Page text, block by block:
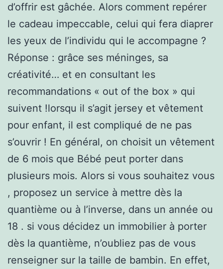
d’offrir est gâchée. Alors comment repérer
le cadeau impeccable, celui qui fera diaprer
les yeux de l’individu qui le accompagne ?
Réponse : grâce ses méninges, sa
créativité… et en consultant les
recommandations « out of the box » qui
suivent !lorsqu il s’agit jersey et vêtement
pour enfant, il est compliqué de ne pas
s’ouvrir ! En général, on choisit un vêtement
de 6 mois que Bébé peut porter dans
plusieurs mois. Alors si vous souhaitez vous
, proposez un service à mettre dès la
quantième ou à l’inverse, dans un année ou
18 . si vous décidez un immobilier à porter
dès la quantième, n’oubliez pas de vous
renseigner sur la taille de bambin. En effet,